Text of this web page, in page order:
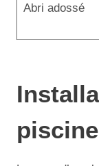
Abri adossé